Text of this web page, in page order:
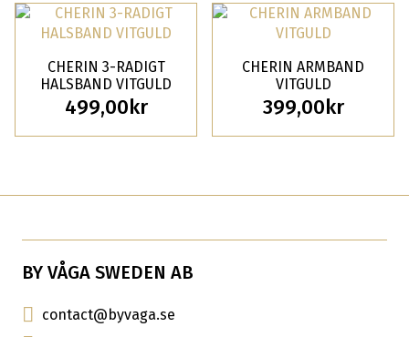
CHERIN 3-RADIGT
HALSBAND VITGULD
499,00kr
CHERIN ARMBAND
VITGULD
399,00kr
BY VÅGA SWEDEN AB
contact@byvaga.se